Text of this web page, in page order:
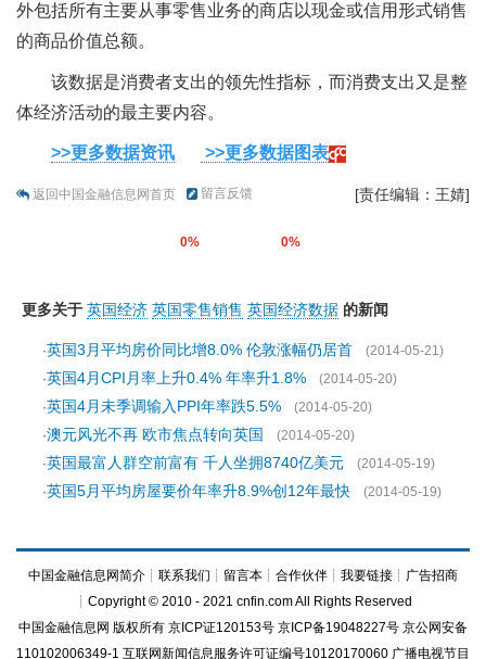
外包括所有主要从事零售业务的商店以现金或信用形式销售
的商品价值总额。
该数据是消费者支出的领先性指标，而消费支出又是整
体经济活动的最主要内容。
>>更多数据资讯 >>更多数据图表
返回中国金融信息网首页 留言反馈 [责任编辑：王婧]
0% 0%
更多关于 英国经济 英国零售销售 英国经济数据 的新闻
·英国3月平均房价同比增8.0% 伦敦涨幅仍居首
(2014-05-21)
·英国4月CPI月率上升0.4% 年率升1.8%
(2014-05-20)
·英国4月未季调输入PPI年率跌5.5%
(2014-05-20)
·澳元风光不再 欧市焦点转向英国
(2014-05-20)
·英国最富人群空前富有 千人坐拥8740亿美元
(2014-05-19)
·英国5月平均房屋要价年率升8.9%创12年最快 (2014-05-19)
中国金融信息网简介 ┊ 联系我们 ┊ 留言本 ┊ 合作伙伴 ┊ 我要链接 ┊ 广告招商
┊Copyright © 2010 - 2021 cnfin.com All Rights Reserved
中国金融信息网 版权所有 京ICP证120153号 京ICP备19048227号 京公网安备
110102006349-1 互联网新闻信息服务许可证编号10120170060 广播电视节目